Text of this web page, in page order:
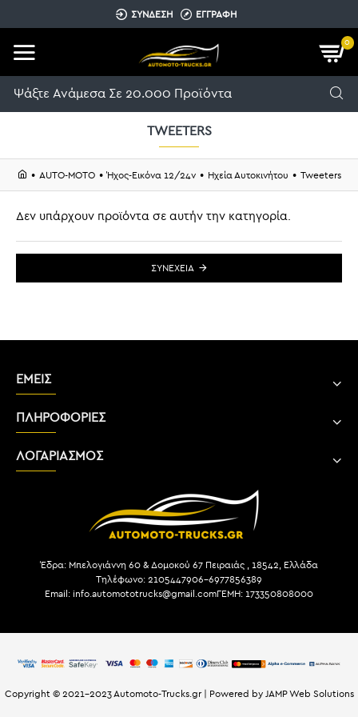
ΣΥΝΔΕΣΗ ΕΓΓΡΑΦΗ
0
AUTO-MOTO Ήχος-Εικόνα 12/24v Ηχεία Αυτοκινήτου Tweeters
TWEETERS
Δεν υπάρχουν προϊόντα σε αυτήν την κατηγορία.
ΣΥΝΈΧΕΙΑ
ΕΜΕΙΣ
ΠΛΗΡΟΦΟΡΙΕΣ
ΛΟΓΑΡΙΑΣΜΟΣ
Έδρα: Μπελογιάννη 60 & Δομοκού 67 Πειραιάς , 18542, Ελλάδα
Τηλέφωνο: 2105447906-6977856389
Email: info.automototrucks@gmail.comΓΕΜΗ: 173350808000
Copyright © 2021-2023 Automoto-Trucks.gr | Powered by JAMP Web Solutions